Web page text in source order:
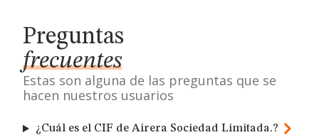
Preguntas
frecuentes
Estas son alguna de las preguntas que se
hacen nuestros usuarios
¿Cuál es el CIF de Airera Sociedad Limitada.?